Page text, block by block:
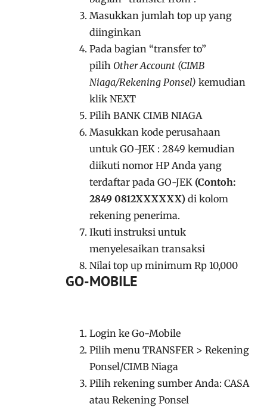
Masukkan jumlah top up yang
diinginkan
Pada bagian “transfer to”
pilih Other Account (CIMB
Niaga/Rekening Ponsel) kemudian
klik NEXT
Pilih BANK CIMB NIAGA
Masukkan kode perusahaan
untuk GO-JEK : 2849 kemudian
diikuti nomor HP Anda yang
terdaftar pada GO-JEK (Contoh:
2849 0812XXXXXX) di kolom
rekening penerima.
Ikuti instruksi untuk
menyelesaikan transaksi
Nilai top up minimum Rp 10,000
GO-MOBILE
Login ke Go-Mobile
Pilih menu TRANSFER > Rekening
Ponsel/CIMB Niaga
Pilih rekening sumber Anda: CASA
atau Rekening Ponsel